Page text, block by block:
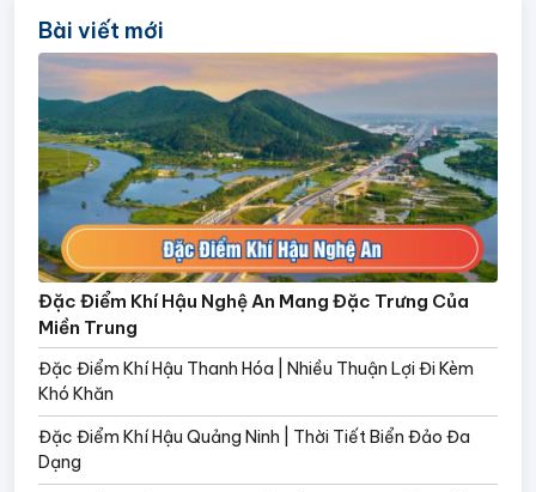
Bài viết mới
Đặc Điểm Khí Hậu Nghệ An Mang Đặc Trưng Của
Miền Trung
Đặc Điểm Khí Hậu Thanh Hóa | Nhiều Thuận Lợi Đi Kèm
Khó Khăn
Đặc Điểm Khí Hậu Quảng Ninh | Thời Tiết Biển Đảo Đa
Dạng